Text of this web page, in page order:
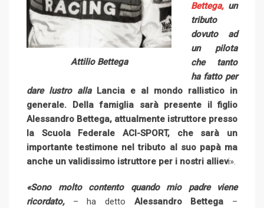
Attilio Bettega
Bettega,un
tributo
dovuto ad
un pilota
che tanto
ha fatto per
dare lustro allaLancia e al mondo rallistico in
generale. Della famiglia sarà presente il figlio
Alessandro Bettega, attualmente istruttore presso
la Scuola Federale ACI-SPORT, che sarà un
importante testimone nel tributo al suo papà ma
anche un validissimo istruttore per i nostri allievi».
«Sono molto contento quando mio padre viene
ricordato,– ha detto Alessandro Bettega –